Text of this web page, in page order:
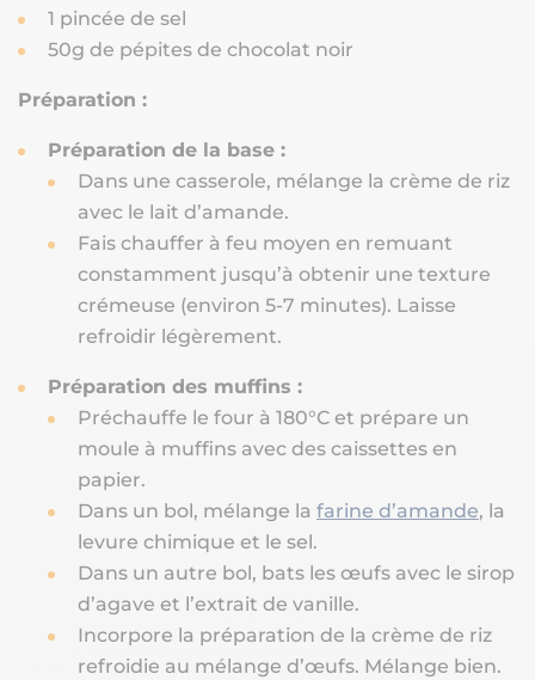
1 pincée de sel
50g de pépites de chocolat noir
Préparation :
Préparation de la base :
Dans une casserole, mélange la crème de riz
avec le lait d’amande.
Fais chauffer à feu moyen en remuant
constamment jusqu’à obtenir une texture
crémeuse (environ 5-7 minutes). Laisse
refroidir légèrement.
Préparation des muffins :
Préchauffe le four à 180°C et prépare un
moule à muffins avec des caissettes en
papier.
Dans un bol, mélange la farine d’amande, la
levure chimique et le sel.
Dans un autre bol, bats les œufs avec le sirop
d’agave et l’extrait de vanille.
Incorpore la préparation de la crème de riz
refroidie au mélange d’œufs. Mélange bien.